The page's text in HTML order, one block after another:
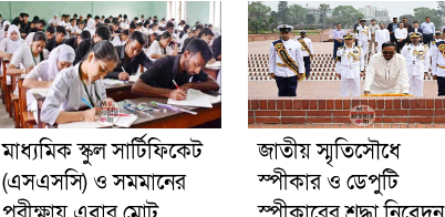
মাধ্যমিক স্কুল সার্টিফিকেট
(এসএসসি) ও সমমানের
জাতীয় স্মৃতিসৌধে
স্পীকার ও ডেপুটি